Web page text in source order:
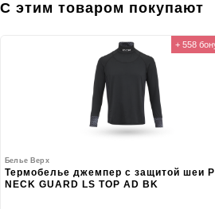
С этим товаром покупают
+ 558
Белье Верх
Термобелье джемпер с защитой шеи
NECK GUARD LS TOP AD BK